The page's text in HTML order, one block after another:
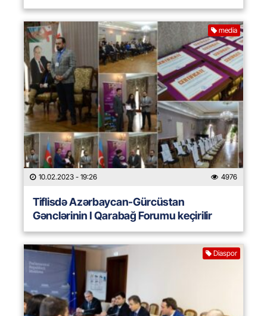
media
10.02.2023 - 19:26 4976
Tiflisdə Azərbaycan-Gürcüstan
Gənclərinin I Qarabağ Forumu keçirilir
Diaspor